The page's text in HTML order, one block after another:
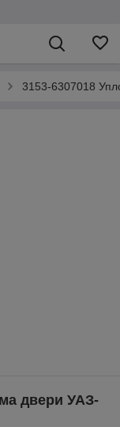
3153-6307018
двери УАЗ-